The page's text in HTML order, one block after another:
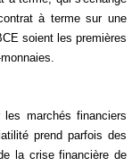
à terme sur une
soient les premières
marchés financiers
prend parfois des
la crise financière de